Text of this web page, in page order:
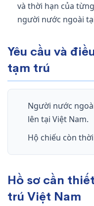
và thời hạn của
người nước ngoài
Yêu cầu và
tạm trú
Người nước
lên tại Việt Nam.
Hộ chiếu còn
Hồ sơ cần
trú Việt Nam